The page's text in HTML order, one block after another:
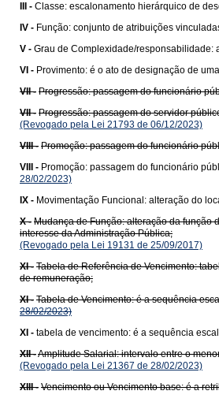
III - Classe: escalonamento hierárquico de
IV - Função: conjunto de atribuições
V - Grau de Complexidade/responsabilidade:
VI - Provimento: é o ato de designação de
VII - Progressão: passagem do funcionário
VII - Progressão: passagem do servidor
(Revogado pela Lei 21793 de 06/12/2023)
VIII - Promoção: passagem do funcionário
VIII - Promoção: passagem do funcionário
28/02/2023)
IX - Movimentação Funcional: alteração do
X - Mudança de Função: alteração da função
interesse da Administração Pública;
(Revogado pela Lei 19131 de 25/09/2017)
XI - Tabela de Referência de Vencimento:
de remuneração;
XI - Tabela de Vencimento: é a sequência
28/02/2023)
XI - tabela de vencimento: é a sequência
XII -Amplitude Salarial: intervalo entre o
(Revogado pela Lei 21367 de 28/02/2023)
XIII - Vencimento ou Vencimento base: é a